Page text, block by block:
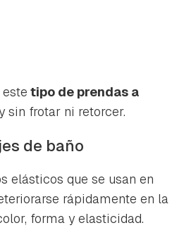
favorito, primero has de
de Hogarmanía.
tipo de prendas a
sin frotar ni retorcer.
de baño
elásticos que se usan en
rápidamente en la
forma y elasticidad.
enviado
a nuestro boletín.